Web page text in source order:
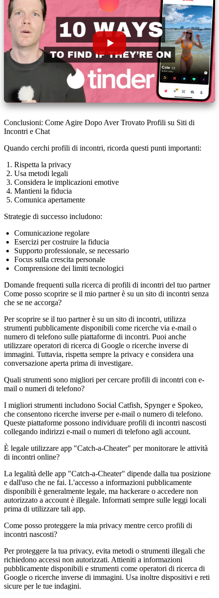
Conclusioni: Come Agire Dopo Aver Trovato Profili su Siti di
Incontri e Chat
Quando cerchi profili di incontri, ricorda questi punti importanti:
Rispetta la privacy
Usa metodi legali
Considera le implicazioni emotive
Mantieni la fiducia
Comunica apertamente
Strategie di successo includono:
Comunicazione regolare
Esercizi per costruire la fiducia
Supporto professionale, se necessario
Focus sulla crescita personale
Comprensione dei limiti tecnologici
Domande frequenti sulla ricerca di profili di incontri del tuo partner
Come posso scoprire se il mio partner è su un sito di incontri senza
che se ne accorga?
Per scoprire se il tuo partner è su un sito di incontri, utilizza
strumenti pubblicamente disponibili come ricerche via e-mail o
numero di telefono sulle piattaforme di incontri. Puoi anche
utilizzare operatori di ricerca di Google o ricerche inverse di
immagini. Tuttavia, rispetta sempre la privacy e considera una
conversazione aperta prima di investigare.
Quali strumenti sono migliori per cercare profili di incontri con e-
mail o numeri di telefono?
I migliori strumenti includono Social Catfish, Spyngere Spokeo,
che consentono ricerche inverse per e-mail o numero di telefono.
Queste piattaforme possono individuare profili di incontri nascosti
collegando indirizzi e-mail o numeri di telefono agli account.
È legale utilizzare app "Catch-a-Cheater" per monitorare le attività
di incontri online?
La legalità delle app "Catch-a-Cheater" dipende dalla tua posizione
e dall'uso che ne fai. L'accesso a informazioni pubblicamente
disponibili è generalmente legale, ma hackerare o accedere non
autorizzato a account è illegale. Informati sempre sulle leggi locali
prima di utilizzare tali app.
Come posso proteggere la mia privacy mentre cerco profili di
incontri nascosti?
Per proteggere la tua privacy, evita metodi o strumenti illegali che
richiedono accessi non autorizzati. Attieniti a informazioni
pubblicamente disponibili e strumenti come operatori di ricerca di
Google o ricerche inverse di immagini. Usa inoltre dispositivi e reti
sicure per le tue indagini.